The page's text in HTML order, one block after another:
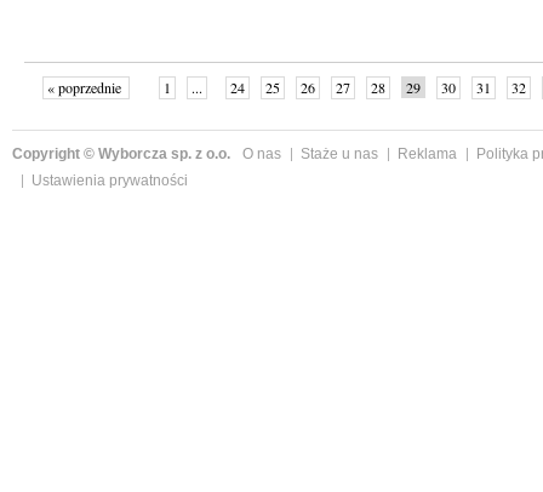
« poprzednie 1 ... 24 25 26 27 28 29 30 31
32
Copyright © Wyborcza sp. z o.o. O nas Staże u nas Reklama
Polityka
Ustawienia prywatności